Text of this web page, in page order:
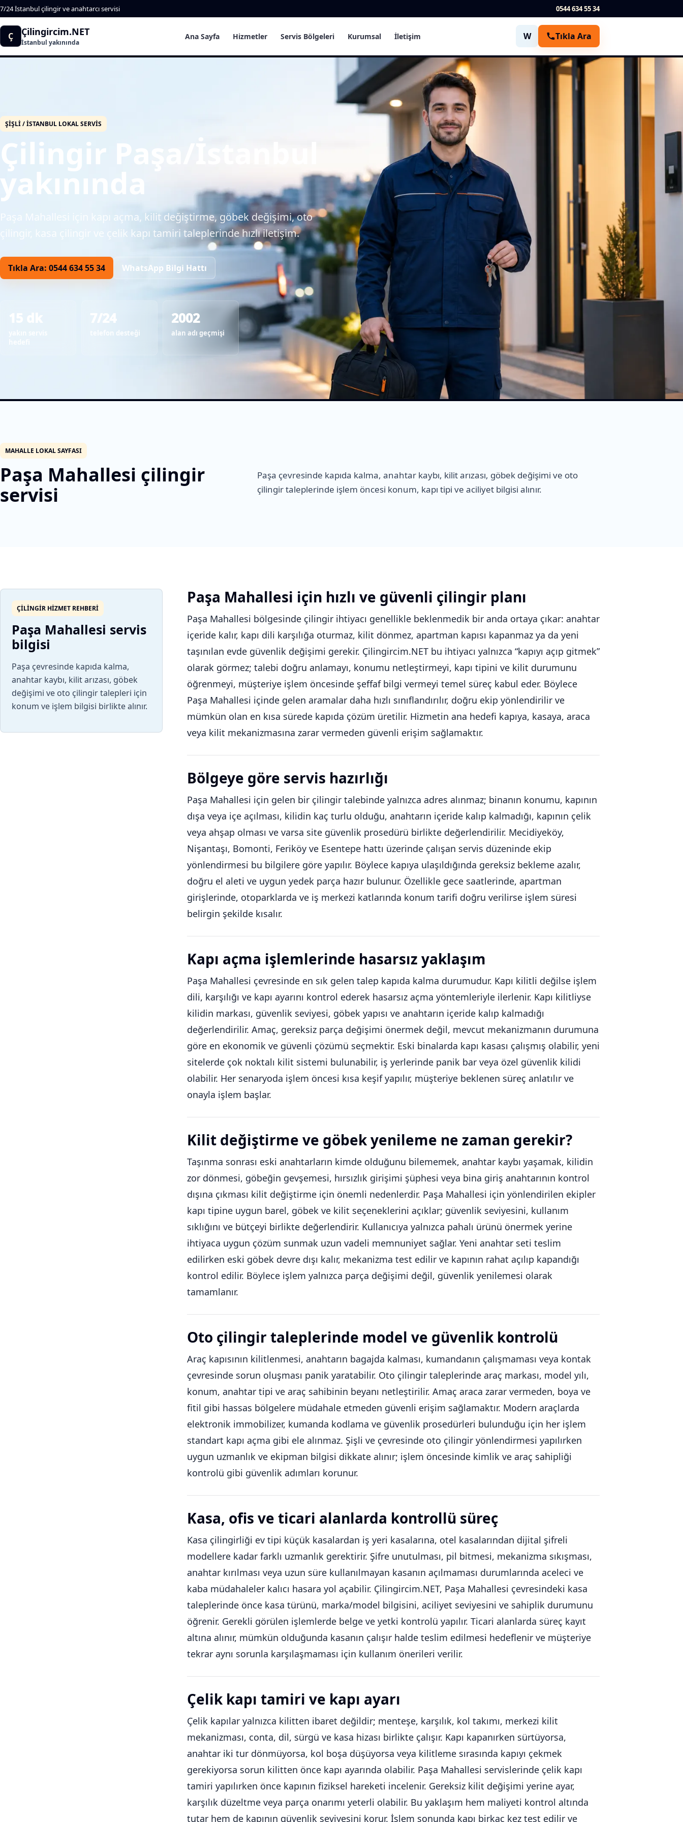
7/24 İstanbul çilingir ve anahtarcı servisi 0544 634 55 34
Ç Çilingircim.NET
İstanbul yakınında
Ana Sayfa Hizmetler Servis Bölgeleri Kurumsal İletişim W Tıkla Ara
ŞIŞLI / İSTANBUL LOKAL SERVIS
Çilingir Paşa/İstanbul
yakınında
Paşa Mahallesi için kapı açma, kilit değiştirme, göbek değişimi, oto
çilingir, kasa çilingir ve çelik kapı tamiri taleplerinde hızlı iletişim.
Tıkla Ara: 0544 634 55 34 WhatsApp Bilgi Hattı
15 dk 7/24
telefon desteği
2002
alan adı geçmişi
MAHALLE LOKAL SAYFASI
Paşa Mahallesi çilingir
servisi
Paşa çevresinde kapıda kalma, anahtar kaybı, kilit arızası, göbek değişimi ve oto
çilingir taleplerinde işlem öncesi konum, kapı tipi ve aciliyet bilgisi alınır.
ÇILINGIR HIZMET REHBERI
Paşa Mahallesi servis
bilgisi
Paşa çevresinde kapıda kalma,
anahtar kaybı, kilit arızası, göbek
değişimi ve oto çilingir talepleri için
konum ve işlem bilgisi birlikte alınır.
Paşa Mahallesi için hızlı ve güvenli çilingir planı
Paşa Mahallesi bölgesinde çilingir ihtiyacı genellikle beklenmedik bir anda ortaya çıkar: anahtar
içeride kalır, kapı dili karşılığa oturmaz, kilit dönmez, apartman kapısı kapanmaz ya da yeni
taşınılan evde güvenlik değişimi gerekir. Çilingircim.NET bu ihtiyacı yalnızca “kapıyı açıp gitmek”
olarak görmez; talebi doğru anlamayı, konumu netleştirmeyi, kapı tipini ve kilit durumunu
öğrenmeyi, müşteriye işlem öncesinde şeffaf bilgi vermeyi temel süreç kabul eder. Böylece
Paşa Mahallesi içinde gelen aramalar daha hızlı sınıflandırılır, doğru ekip yönlendirilir ve
mümkün olan en kısa sürede kapıda çözüm üretilir. Hizmetin ana hedefi kapıya, kasaya, araca
veya kilit mekanizmasına zarar vermeden güvenli erişim sağlamaktır.
Bölgeye göre servis hazırlığı
Paşa Mahallesi için gelen bir çilingir talebinde yalnızca adres alınmaz; binanın konumu, kapının
dışa veya içe açılması, kilidin kaç turlu olduğu, anahtarın içeride kalıp kalmadığı, kapının çelik
veya ahşap olması ve varsa site güvenlik prosedürü birlikte değerlendirilir. Mecidiyeköy,
Nişantaşı, Bomonti, Feriköy ve Esentepe hattı üzerinde çalışan servis düzeninde ekip
yönlendirmesi bu bilgilere göre yapılır. Böylece kapıya ulaşıldığında gereksiz bekleme azalır,
doğru el aleti ve uygun yedek parça hazır bulunur. Özellikle gece saatlerinde, apartman
girişlerinde, otoparklarda ve iş merkezi katlarında konum tarifi doğru verilirse işlem süresi
belirgin şekilde kısalır.
Kapı açma işlemlerinde hasarsız yaklaşım
Paşa Mahallesi çevresinde en sık gelen talep kapıda kalma durumudur. Kapı kilitli değilse işlem
dili, karşılığı ve kapı ayarını kontrol ederek hasarsız açma yöntemleriyle ilerlenir. Kapı kilitliyse
kilidin markası, güvenlik seviyesi, göbek yapısı ve anahtarın içeride kalıp kalmadığı
değerlendirilir. Amaç, gereksiz parça değişimi önermek değil, mevcut mekanizmanın durumuna
göre en ekonomik ve güvenli çözümü seçmektir. Eski binalarda kapı kasası çalışmış olabilir, yeni
sitelerde çok noktalı kilit sistemi bulunabilir, iş yerlerinde panik bar veya özel güvenlik kilidi
olabilir. Her senaryoda işlem öncesi kısa keşif yapılır, müşteriye beklenen süreç anlatılır ve
onayla işlem başlar.
Kilit değiştirme ve göbek yenileme ne zaman gerekir?
Taşınma sonrası eski anahtarların kimde olduğunu bilememek, anahtar kaybı yaşamak, kilidin
zor dönmesi, göbeğin gevşemesi, hırsızlık girişimi şüphesi veya bina giriş anahtarının kontrol
dışına çıkması kilit değiştirme için önemli nedenlerdir. Paşa Mahallesi için yönlendirilen ekipler
kapı tipine uygun barel, göbek ve kilit seçeneklerini açıklar; güvenlik seviyesini, kullanım
sıklığını ve bütçeyi birlikte değerlendirir. Kullanıcıya yalnızca pahalı ürünü önermek yerine
ihtiyaca uygun çözüm sunmak uzun vadeli memnuniyet sağlar. Yeni anahtar seti teslim
edilirken eski göbek devre dışı kalır, mekanizma test edilir ve kapının rahat açılıp kapandığı
kontrol edilir. Böylece işlem yalnızca parça değişimi değil, güvenlik yenilemesi olarak
tamamlanır.
Oto çilingir taleplerinde model ve güvenlik kontrolü
Araç kapısının kilitlenmesi, anahtarın bagajda kalması, kumandanın çalışmaması veya kontak
çevresinde sorun oluşması panik yaratabilir. Oto çilingir taleplerinde araç markası, model yılı,
konum, anahtar tipi ve araç sahibinin beyanı netleştirilir. Amaç araca zarar vermeden, boya ve
fitil gibi hassas bölgelere müdahale etmeden güvenli erişim sağlamaktır. Modern araçlarda
elektronik immobilizer, kumanda kodlama ve güvenlik prosedürleri bulunduğu için her işlem
standart kapı açma gibi ele alınmaz. Şişli ve çevresinde oto çilingir yönlendirmesi yapılırken
uygun uzmanlık ve ekipman bilgisi dikkate alınır; işlem öncesinde kimlik ve araç sahipliği
kontrolü gibi güvenlik adımları korunur.
Kasa, ofis ve ticari alanlarda kontrollü süreç
Kasa çilingirliği ev tipi küçük kasalardan iş yeri kasalarına, otel kasalarından dijital şifreli
modellere kadar farklı uzmanlık gerektirir. Şifre unutulması, pil bitmesi, mekanizma sıkışması,
anahtar kırılması veya uzun süre kullanılmayan kasanın açılmaması durumlarında aceleci ve
kaba müdahaleler kalıcı hasara yol açabilir. Çilingircim.NET, Paşa Mahallesi çevresindeki kasa
taleplerinde önce kasa türünü, marka/model bilgisini, aciliyet seviyesini ve sahiplik durumunu
öğrenir. Gerekli görülen işlemlerde belge ve yetki kontrolü yapılır. Ticari alanlarda süreç kayıt
altına alınır, mümkün olduğunda kasanın çalışır halde teslim edilmesi hedeflenir ve müşteriye
tekrar aynı sorunla karşılaşmaması için kullanım önerileri verilir.
Çelik kapı tamiri ve kapı ayarı
Çelik kapılar yalnızca kilitten ibaret değildir; menteşe, karşılık, kol takımı, merkezi kilit
mekanizması, conta, dil, sürgü ve kasa hizası birlikte çalışır. Kapı kapanırken sürtüyorsa,
anahtar iki tur dönmüyorsa, kol boşa düşüyorsa veya kilitleme sırasında kapıyı çekmek
gerekiyorsa sorun kilitten önce kapı ayarında olabilir. Paşa Mahallesi servislerinde çelik kapı
tamiri yapılırken önce kapının fiziksel hareketi incelenir. Gereksiz kilit değişimi yerine ayar,
karşılık düzeltme veya parça onarımı yeterli olabilir. Bu yaklaşım hem maliyeti kontrol altında
tutar hem de kapının güvenlik seviyesini korur. İşlem sonunda kapı birkaç kez test edilir ve